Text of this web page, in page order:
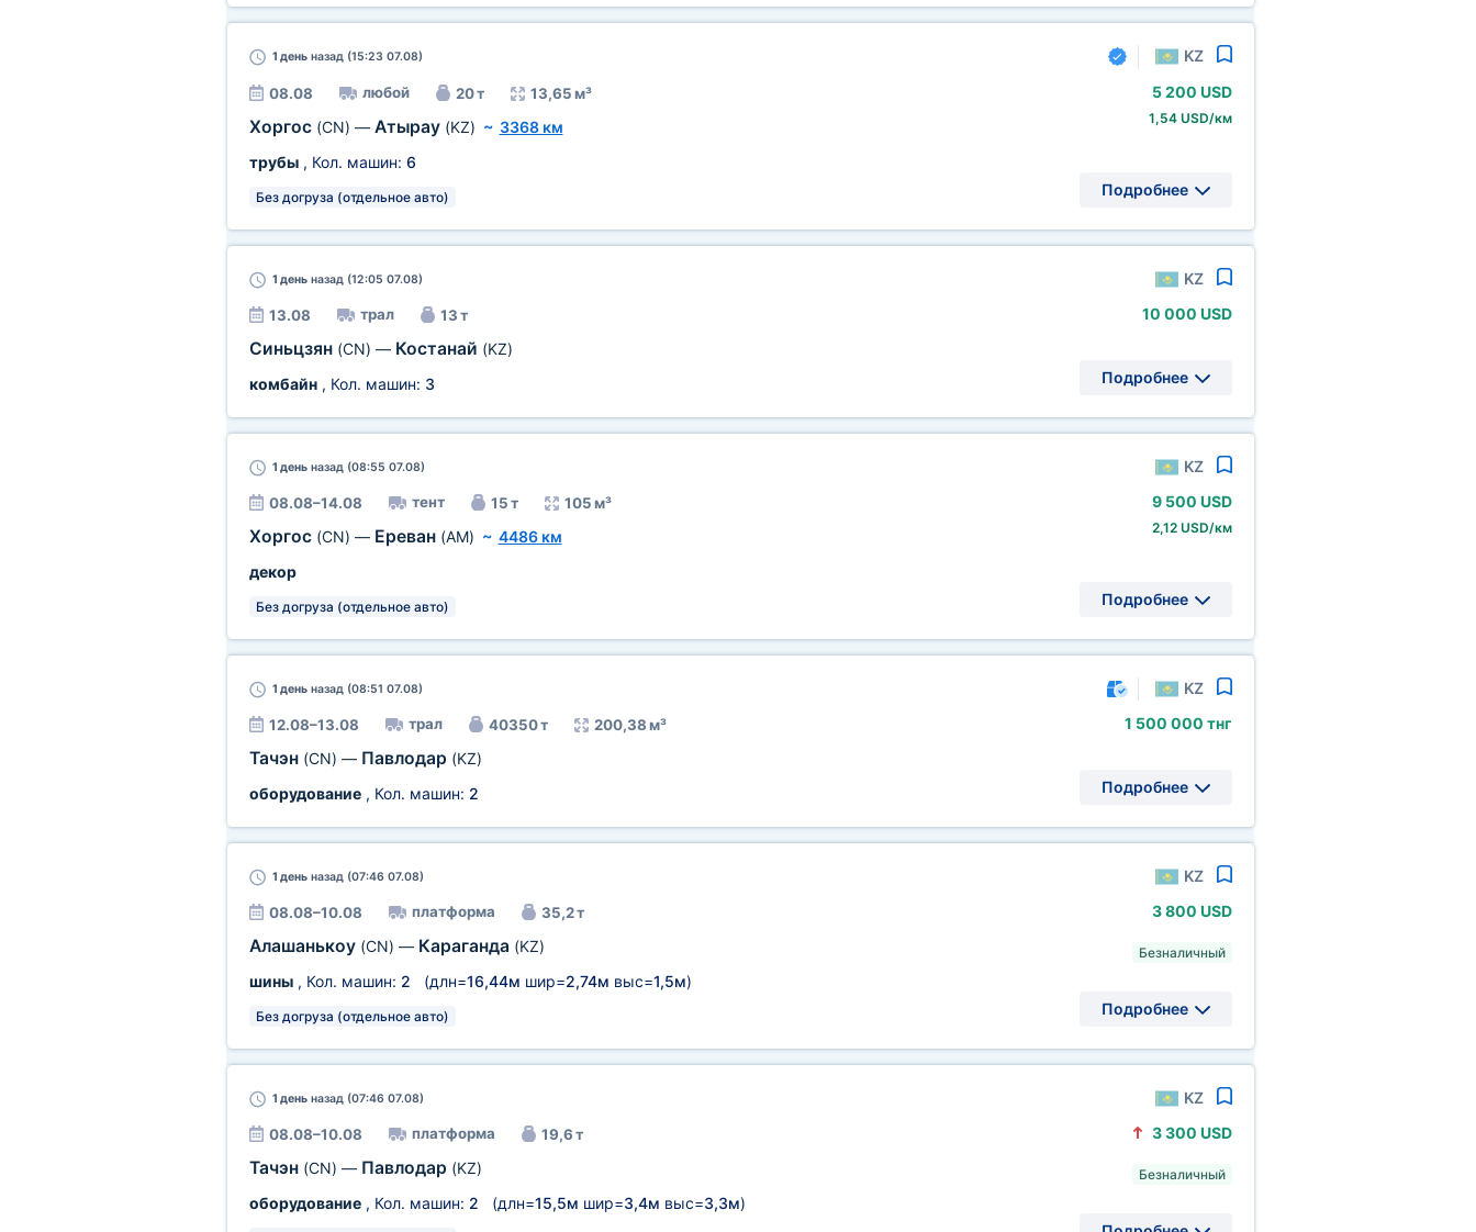
1 деньназад (15:23 07.08) KZ
08.08 любой 20 т 13,65 м³
Хоргос (CN) — Атырау (KZ) ~ 3368 км
трубы, Кол. машин: 6
Без догруза (отдельное авто)
5 200 USD
1,54 USD/км
Подробнее
1 деньназад (12:05 07.08) KZ
13.08 трал 13 т
Синьцзян (CN) — Костанай (KZ)
комбайн, Кол. машин: 3
10 000 USD
Подробнее
1 деньназад (08:55 07.08) KZ
08.08–14.08 тент 15 т 105 м³
Хоргос (CN) — Ереван (AM) ~ 4486 км
декор
Без догруза (отдельное авто)
9 500 USD
2,12 USD/км
Подробнее
1 деньназад (08:51 07.08) KZ
12.08–13.08 трал 40350 т 200,38 м³
Тачэн (CN) — Павлодар (KZ)
оборудование, Кол. машин: 2
1 500 000 тнг
Подробнее
1 деньназад (07:46 07.08) KZ
08.08–10.08 платформа 35,2 т
Алашанькоу (CN) — Караганда (KZ)
шины, Кол. машин: 2 (длн=16,44м шир=2,74м выс=1,5м)
Без догруза (отдельное авто)
3 800 USD
Безналичный
Подробнее
1 деньназад (07:46 07.08) KZ
08.08–10.08 платформа 19,6 т
Тачэн (CN) — Павлодар (KZ)
оборудование, Кол. машин: 2 (длн=15,5м шир=3,4м выс=3,3м)
3 300 USD
Безналичный